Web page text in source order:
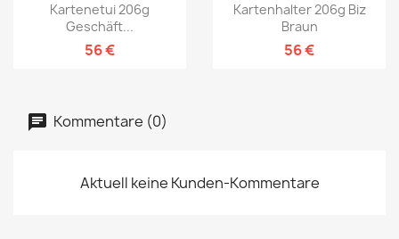
Kartenetui 206g
Geschäft...
56 €
Kartenhalter 206g Biz
Braun
56 €
Kommentare (0)
Aktuell keine Kunden-Kommentare